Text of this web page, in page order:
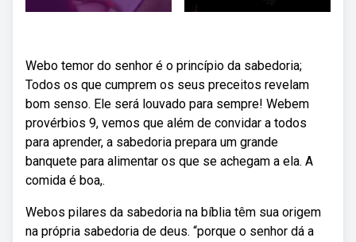
Webo temor do senhor é o princípio da sabedoria;
Todos os que cumprem os seus preceitos revelam
bom senso. Ele será louvado para sempre! Webem
provérbios 9, vemos que além de convidar a todos
para aprender, a sabedoria prepara um grande
banquete para alimentar os que se achegam a ela. A
comida é boa,.
Webos pilares da sabedoria na bíblia têm sua origem
na própria sabedoria de deus. “porque o senhor dá a